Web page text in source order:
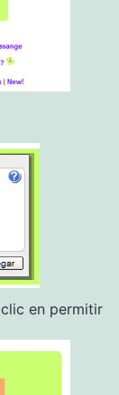
en permitir